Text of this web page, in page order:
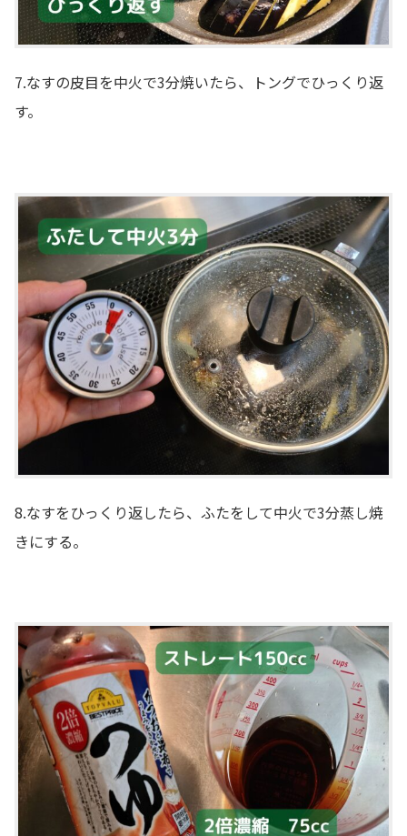
7.なすの皮目を中火で3分焼いたら、トングでひっくり返
す。
8.なすをひっくり返したら、ふたをして中火で3分蒸し焼
きにする。